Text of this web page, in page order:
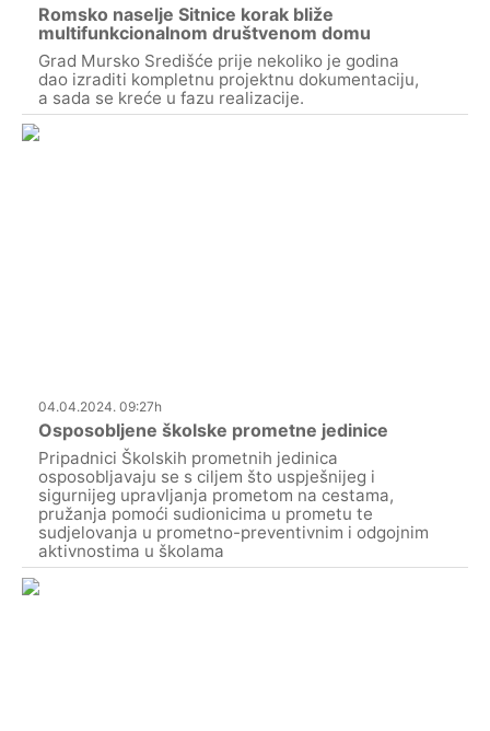
Romsko naselje Sitnice korak bliže
multifunkcionalnom društvenom domu
Grad Mursko Središće prije nekoliko je godina
dao izraditi kompletnu projektnu dokumentaciju,
a sada se kreće u fazu realizacije.
04.04.2024. 09:27h
Osposobljene školske prometne jedinice
Pripadnici Školskih prometnih jedinica
osposobljavaju se s ciljem što uspješnijeg i
sigurnijeg upravljanja prometom na cestama,
pružanja pomoći sudionicima u prometu te
sudjelovanja u prometno-preventivnim i odgojnim
aktivnostima u školama